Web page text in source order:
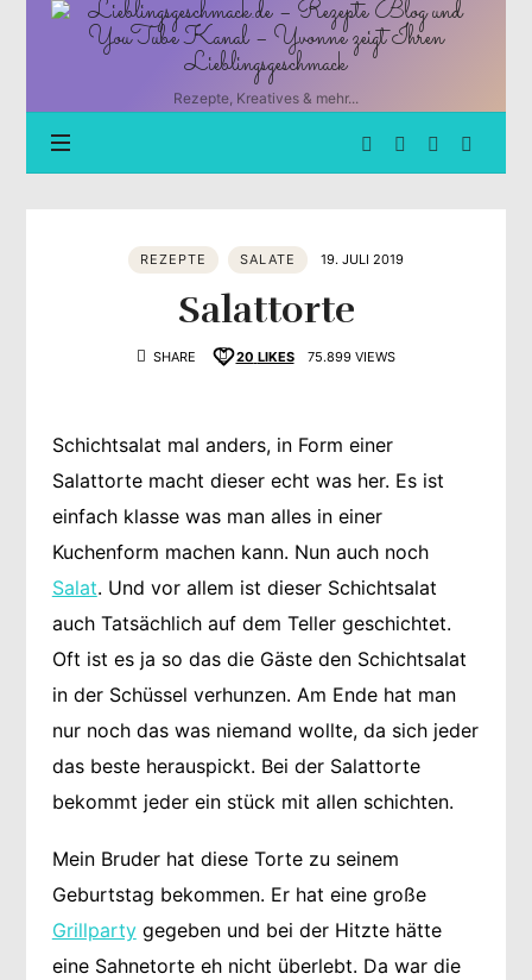
Lieblingsgeschmack.de
Rezepte
und
YouTube
Kanal
Lieblingsgeschmack
Rezepte, Kreatives & mehr...
REZEPTE SALATE 19. JULI 2019
Salattorte
SHARE 20 LIKES 75.899 VIEWS
Schichtsalat mal anders, in Form einer
Salattorte macht dieser echt was her. Es ist
einfach klasse was man alles in einer
Kuchenform machen kann. Nun auch noch
Salat. Und vor allem ist dieser Schichtsalat
auch Tatsächlich auf dem Teller geschichtet.
Oft ist es ja so das die Gäste den Schichtsalat
in der Schüssel verhunzen. Am Ende hat man
nur noch das was niemand wollte, da sich jeder
das beste herauspickt. Bei der Salattorte
bekommt jeder ein stück mit allen schichten.
Mein Bruder hat diese Torte zu seinem
Geburtstag bekommen. Er hat eine große
Grillpartygegeben und bei der Hitzte hätte
eine Sahnetorte eh nicht überlebt. Da war die